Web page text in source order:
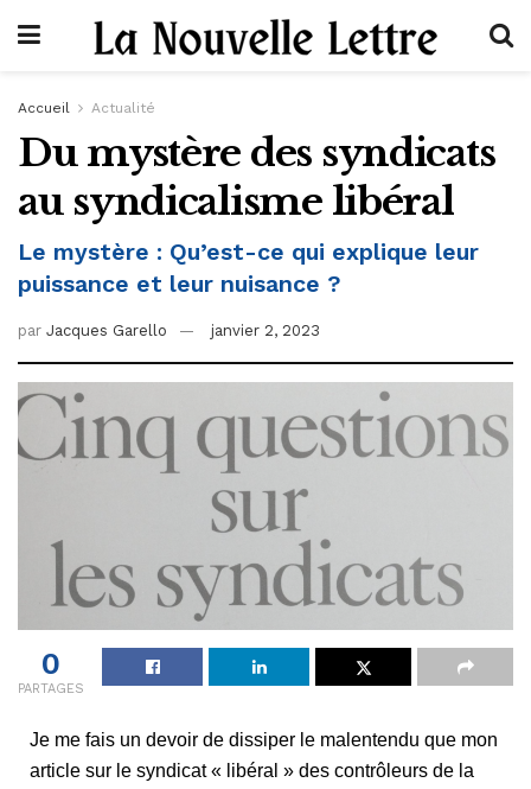
Accueil Actualité
Du mystère des syndicats
au syndicalisme libéral
Le mystère : Qu’est-ce qui explique leur
puissance et leur nuisance ?
par Jacques Garello janvier 2, 2023
0
PARTAGES
Je me fais un devoir de dissiper le malentendu que mon
article sur le syndicat « libéral » des contrôleurs de la